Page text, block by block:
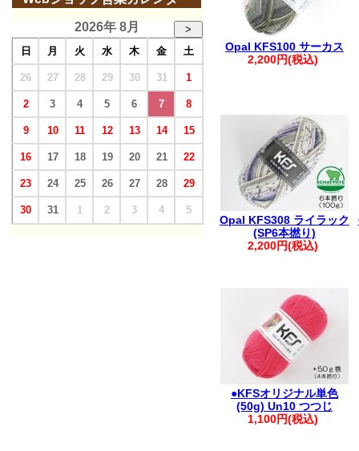
Opal KFS100 サーカス
2,200円(税込)
Opal KFS308 ライラック
(SP6本撚り)
2,200円(税込)
●KFSオリジナル単色
(50g) Un10 つつじ
1,100円(税込)
2026年 8月
>
日
月 火 水 木 金 土
26 27 28 29 30 31 1
2 3 4 5 6 7 8
9 10 11 12 13 14 15
16 17 18 19 20 21 22
23 24 25 26 27 28 29
30 31 1 2 3 4 5